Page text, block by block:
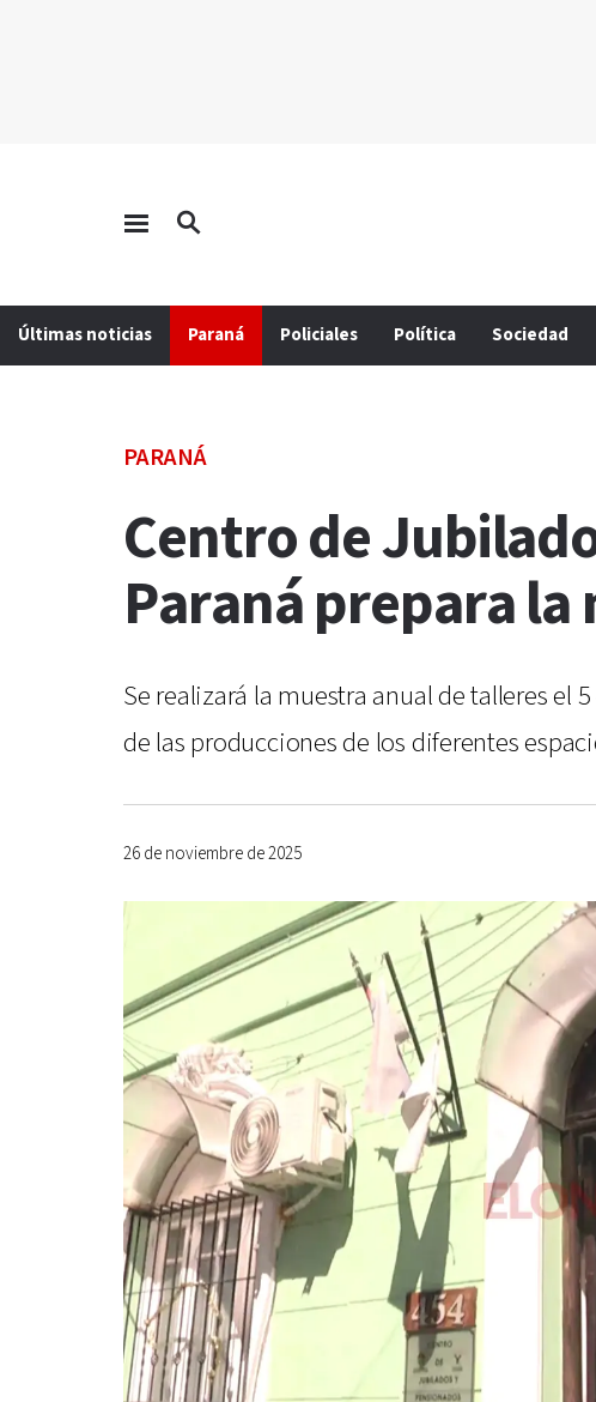
Últimas noticias Paraná Policiales Política Sociedad
PARANÁ
Centro de
Paraná prepara
Se realizará la muestra anual de talleres el
de las producciones de los diferentes
26 de noviembre de 2025